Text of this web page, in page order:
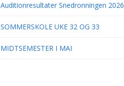
Auditionresultater Snedronningen 2026
SOMMERSKOLE UKE 32 OG 33
MIDTSEMESTER I MAI